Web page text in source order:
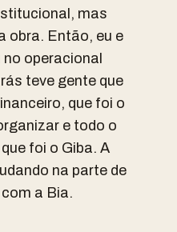
mas
obra. Então, eu e
operacional
teve gente que
que foi o
e todo o
foi o Giba. A
na parte de
a Bia.